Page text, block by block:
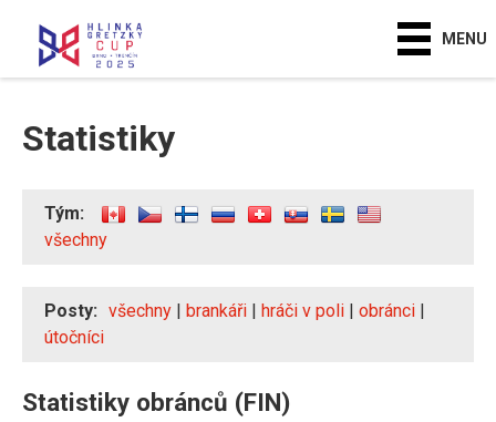
MENU
Statistiky
Tým:
všechny
Posty: všechny | brankáři | hráči v poli | obránci |
útočníci
Statistiky obránců (FIN)